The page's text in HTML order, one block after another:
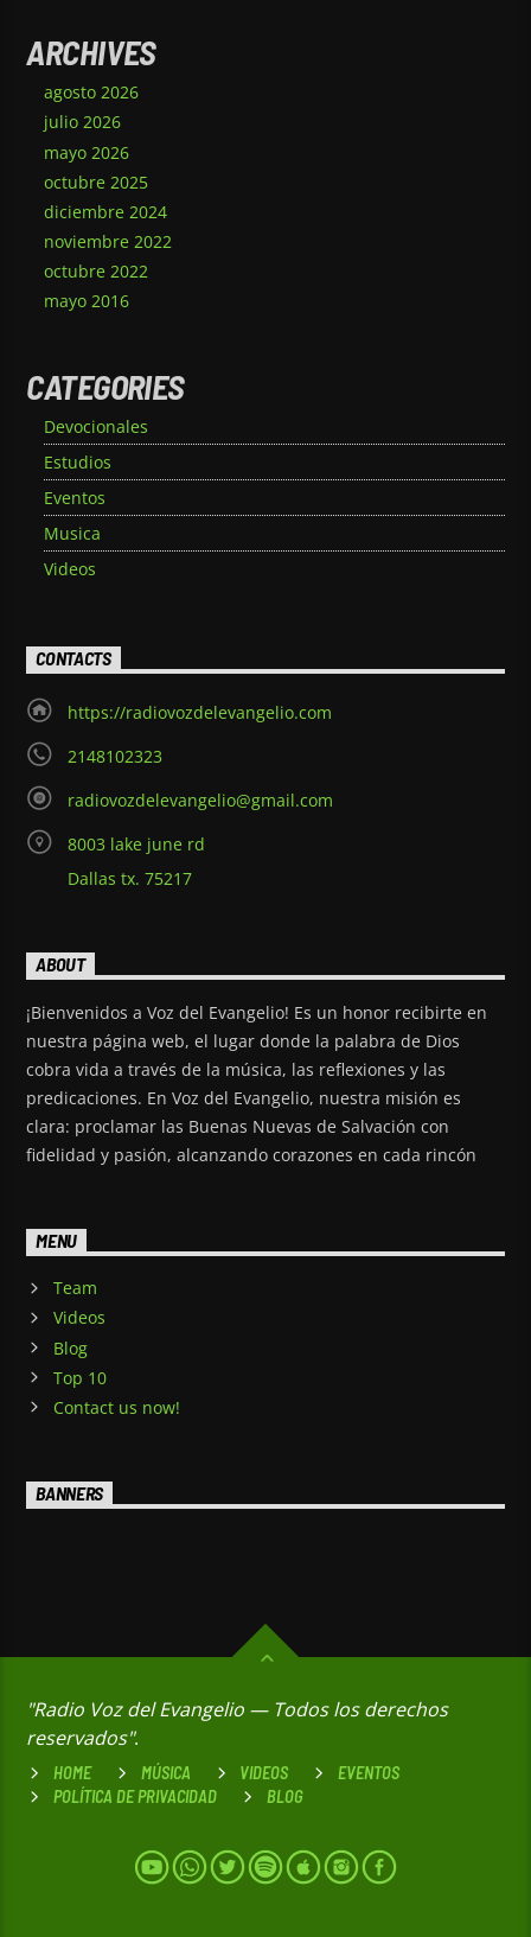
ARCHIVES
agosto 2026
julio 2026
mayo 2026
octubre 2025
diciembre 2024
noviembre 2022
octubre 2022
mayo 2016
CATEGORIES
Devocionales
Estudios
Eventos
Musica
Videos
CONTACTS
https://radiovozdelevangelio.com
2148102323
radiovozdelevangelio@gmail.com
8003 lake june rd
Dallas tx. 75217
ABOUT
¡Bienvenidos a Voz del Evangelio! Es un honor recibirte en
nuestra página web, el lugar donde la palabra de Dios
cobra vida a través de la música, las reflexiones y las
predicaciones. En Voz del Evangelio, nuestra misión es
clara: proclamar las Buenas Nuevas de Salvación con
fidelidad y pasión, alcanzando corazones en cada rincón
MENU
Team
Videos
Blog
Top 10
Contact us now!
BANNERS
"Radio Voz del Evangelio — Todos los derechos
reservados".
HOME MÚSICA VIDEOS
EVENTOS
POLÍTICA DE PRIVACIDAD
BLOG